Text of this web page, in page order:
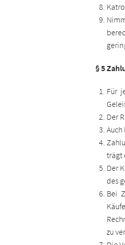
§ 5
Für
Der
trägt
Der
des
Bei
zu